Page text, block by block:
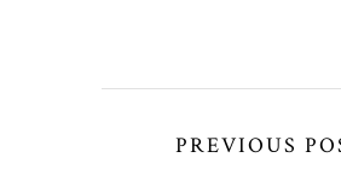
PREVIOUS